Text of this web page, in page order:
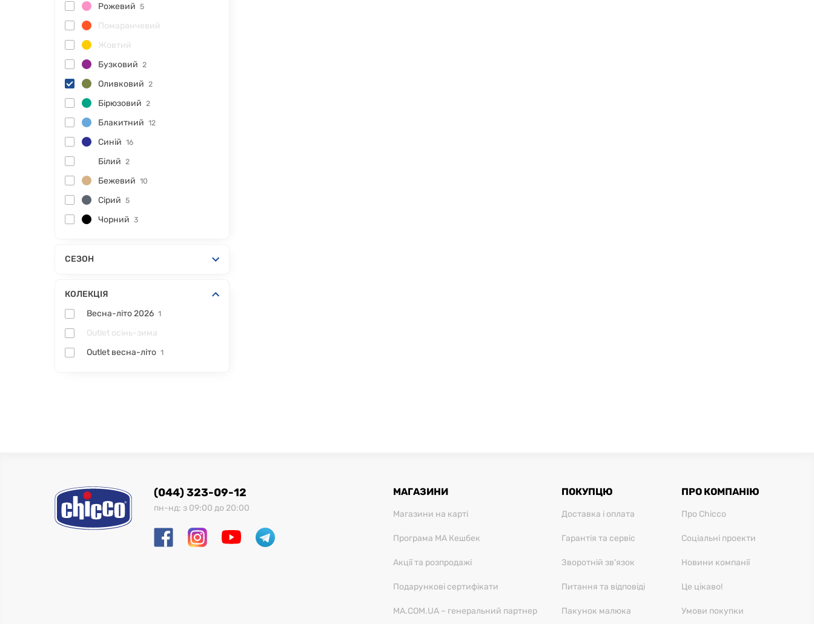
Рожевий 5
Помаранчевий
Жовтий
Бузковий 2
Оливковий 2
Бірюзовий 2
Блакитний 12
Синій 16
Білий 2
Бежевий 10
Сірий 5
Чорний 3
СЕЗОН
КОЛЕКЦІЯ
Весна-літо 2026 1
Outlet осінь-зима
Outlet весна-літо 1
(044) 323-09-12
пн-нд: з 09:00 до 20:00
МАГАЗИНИ
Магазини на карті
Програма МА Кешбек
Акції та розпродажі
Подарункові сертифікати
MA.COM.UA – генеральний партнер
ПОКУПЦЮ
Доставка і оплата
Гарантія та сервіс
Зворотній зв'язок
Питання та відповіді
Пакунок малюка
ПРО КОМПАНІЮ
Про Chicco
Соціальні проекти
Новини компанії
Це цікаво!
Умови покупки